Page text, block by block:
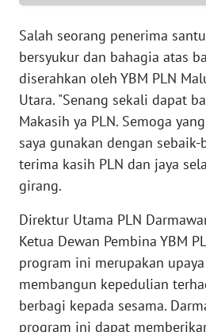
Salah seorang penerima
bersyukur dan bahagia atas
diserahkan oleh YBM PLN
Utara. "Senang sekali dapat
Makasih ya PLN. Semoga
saya gunakan dengan
terima kasih PLN dan jaya
girang.
Direktur Utama PLN
Ketua Dewan Pembina YBM
program ini merupakan
membangun kepedulian
berbagi kepada sesama.
program ini dapat
WN
JAMBI
SULTRA
WN
NTB
SULTENG
WN
SULBAR